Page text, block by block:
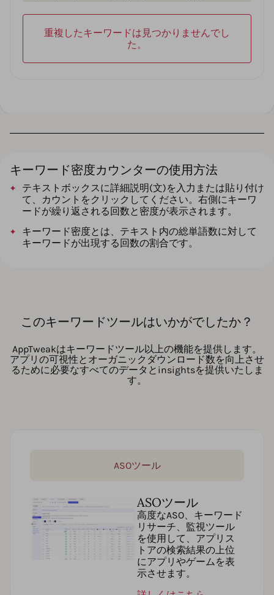
重複したキーワードは見つかりませんでし
た。
キーワード密度カウンターの使用方法
テキストボックスに詳細説明(文)を入力または貼り付け
て、カウントをクリックしてください。右側にキーワ
ードが繰り返される回数と密度が表示されます。
キーワード密度とは、テキスト内の総単語数に対して
キーワードが出現する回数の割合です。
このキーワードツールはいかがでしたか？
AppTweakはキーワードツール以上の機能を提供します。
アプリの可視性とオーガニックダウンロード数を向上させ
るために必要なすべてのデータとinsightsを提供いたしま
す。
ASOツール
ASOツール
高度なASO、キーワード
リサーチ、監視ツール
を使用して、アプリス
トアの検索結果の上位
にアプリやゲームを表
示させます。